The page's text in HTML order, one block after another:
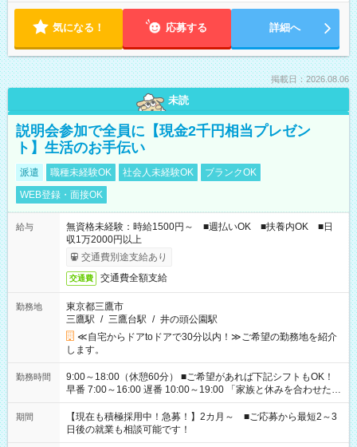
気になる！ 応募する 詳細へ
掲載日：2026.08.06
未読
説明会参加で全員に【現金2千円相当プレゼン
ト】生活のお手伝い
派遣 職種未経験OK 社会人未経験OK
ブランクOK
WEB登録・面接OK
給与
無資格未経験：時給1500円～ ■週払いOK ■扶養内OK ■日
収1万2000円以上
交通費別途支給あり
交通費 交通費全額支給
勤務地
東京都三鷹市
三鷹駅 / 三鷹台駅 / 井の頭公園駅
≪自宅からドアtoドアで30分以内！≫ご希望の勤務地を紹介
します。
勤務時間
9:00～18:00（休憩60分） ■ご希望があれば下記シフトもOK！
早番 7:00～16:00 遅番 10:00～19:00 「家族と休みを合わせた
い」 「余裕を持って夕飯の準備がしたい」 「できれば残業はし
たくない」 など、ご希望を教えてくださいね。 ※Wワーク希望
の方へ 今ご覧のお仕事で希望する勤務時間と、もう1つのお仕事
の勤務時間。 合計で週40時間を超える場合は応募できません。
期間
【現在も積極採用中！急募！】2カ月～ ■ご応募から最短2～3
日後の就業も相談可能です！